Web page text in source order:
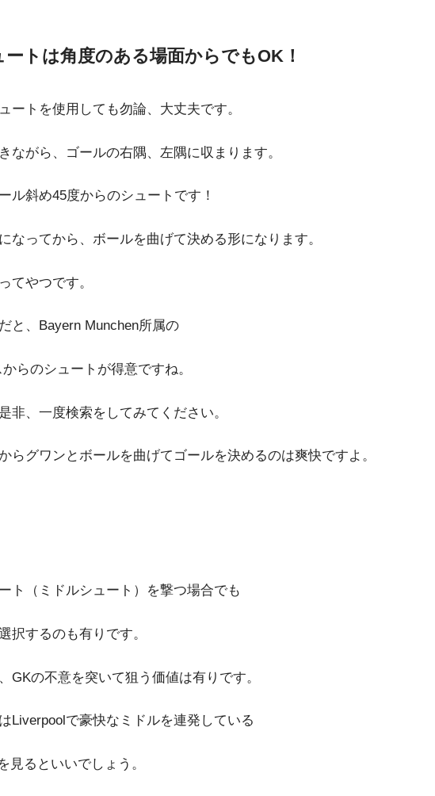
トは角度のある場面からでもOK！
ートを使用しても勿論、大丈夫です。
ながら、ゴールの右隅、左隅に収まります。
ル斜め45度からのシュートです！
なってから、ボールを曲げて決める形になります。
てやつです。
と、Bayern Munchen所属の
らのシュートが得意ですね。
非、一度検索をしてみてください。
らグワンとボールを曲げてゴールを決めるのは爽快ですよ。
ト（ミドルシュート）を撃つ場合でも
択するのも有りです。
GKの不意を突いて狙う価値は有りです。
Liverpoolで豪快なミドルを連発している
見るといいでしょう。